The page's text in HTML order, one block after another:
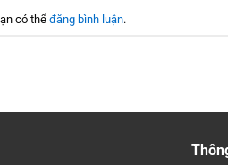
có thể đăng bình luận.